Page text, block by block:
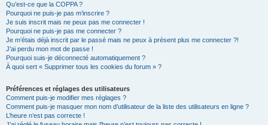
Qu’est-ce que la COPPA ?
Pourquoi ne puis-je pas m’inscrire ?
Je suis inscrit mais ne peux pas me connecter !
Pourquoi ne puis-je pas me connecter ?
Je m’étais déjà inscrit par le passé mais ne peux à présent plus me connecter ?!
J’ai perdu mon mot de passe !
Pourquoi suis-je déconnecté automatiquement ?
À quoi sert « Supprimer tous les cookies du forum » ?
Préférences et réglages des utilisateurs
Comment puis-je modifier mes réglages ?
Comment puis-je masquer mon nom d’utilisateur de la liste des utilisateurs en ligne ?
L’heure n’est pas correcte !